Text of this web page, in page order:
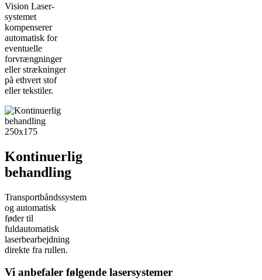
Vision Laser-
systemet
kompenserer
automatisk for
eventuelle
forvrængninger
eller strækninger
på ethvert stof
eller tekstiler.
Kontinuerlig
behandling
Transportbåndssystem
og automatisk
føder til
fuldautomatisk
laserbearbejdning
direkte fra rullen.
Vi anbefaler følgende lasersystemer